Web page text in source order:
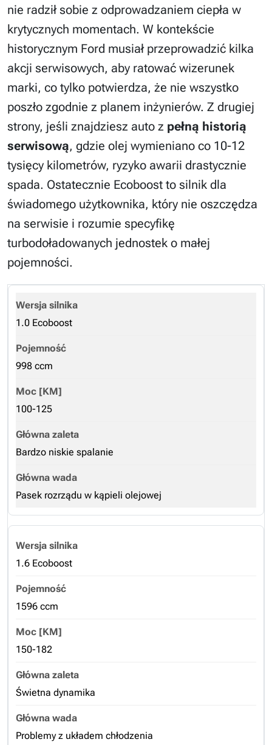
nie radził sobie z odprowadzaniem ciepła w
krytycznych momentach. W kontekście
historycznym Ford musiał przeprowadzić kilka
akcji serwisowych, aby ratować wizerunek
marki, co tylko potwierdza, że nie wszystko
poszło zgodnie z planem inżynierów. Z drugiej
strony, jeśli znajdziesz auto z pełną historią
serwisową, gdzie olej wymieniano co 10-12
tysięcy kilometrów, ryzyko awarii drastycznie
spada. Ostatecznie Ecoboost to silnik dla
świadomego użytkownika, który nie oszczędza
na serwisie i rozumie specyfikę
turbodoładowanych jednostek o małej
pojemności.
1.0 Ecoboost
998 ccm
100-125
Bardzo niskie spalanie
Pasek rozrządu w kąpieli olejowej
1.6 Ecoboost
1596 ccm
150-182
Świetna dynamika
Problemy z układem chłodzenia